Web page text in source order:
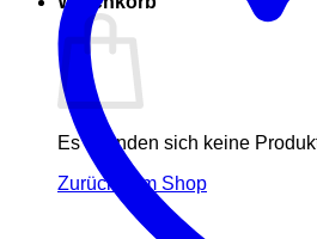
Es befinden sich keine
Zurück zum Shop